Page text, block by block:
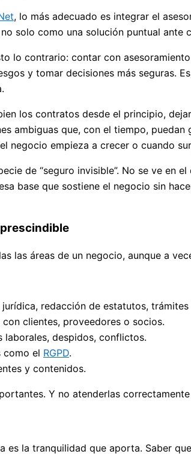
, lo más adecuado es integrar el
solo como una solución puntual ante
lo contrario: contar con
y tomar decisiones más seguras.
los contratos desde el principio,
ambiguas que, con el tiempo,
negocio empieza a crecer o cuando
de “seguro invisible”. No se ve en
base que sostiene el negocio sin
las áreas de un negocio, aunque a
redacción de estatutos, trámites
clientes, proveedores o socios.
despidos, conflictos.
como el RGPD.
y contenidos.
Y no atenderlas
es la tranquilidad que aporta. Saber